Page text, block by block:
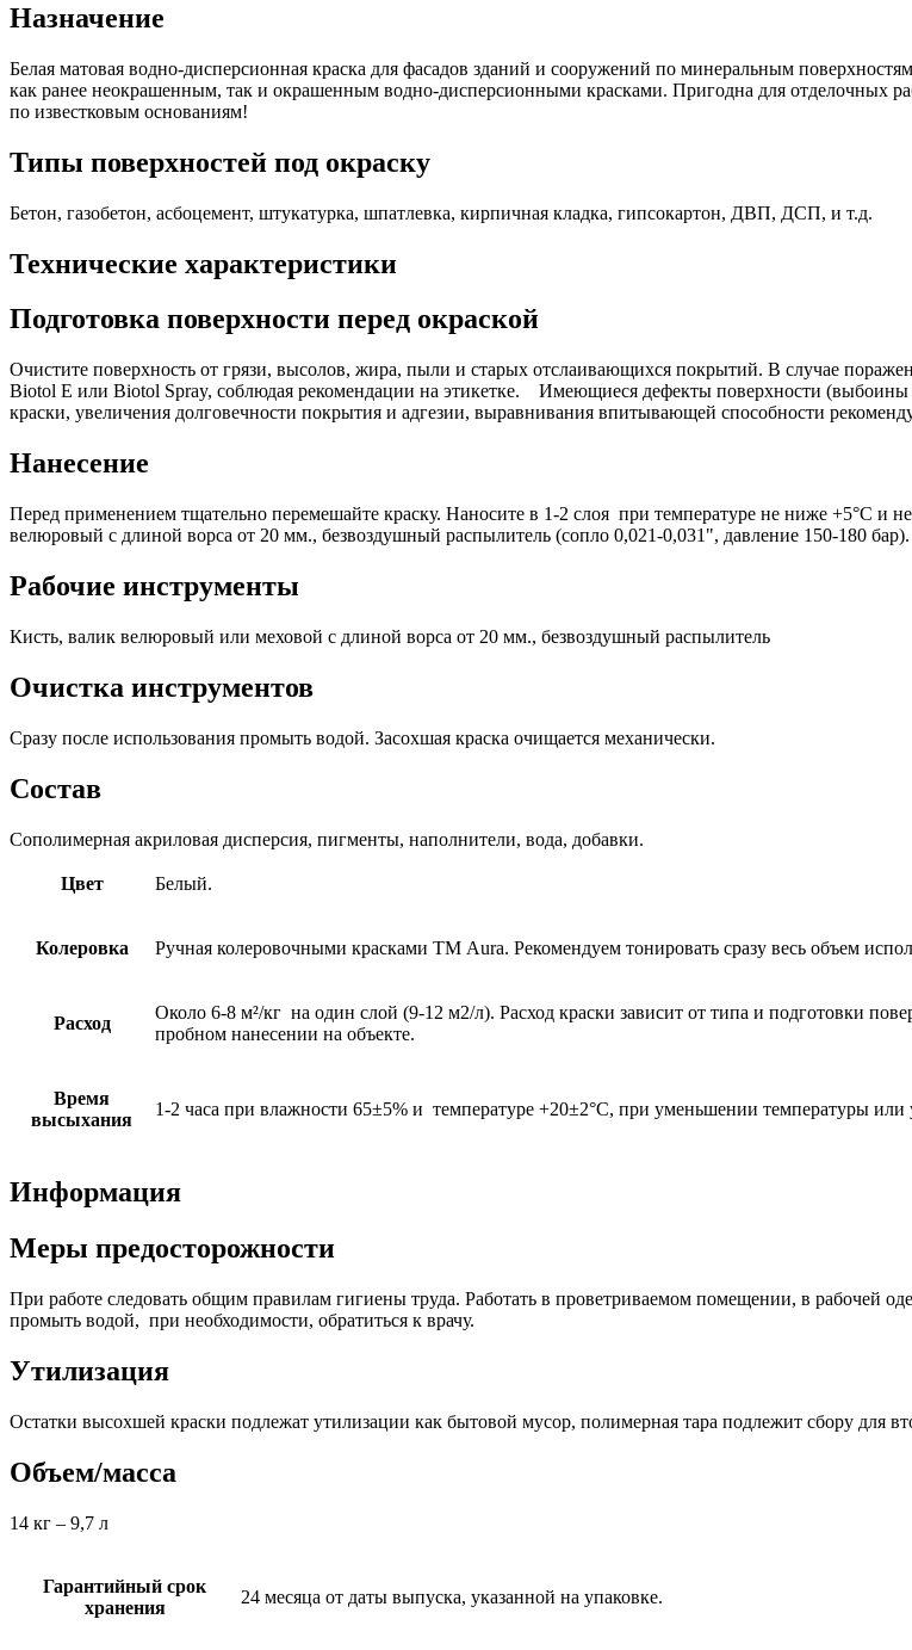
Назначение
Белая матовая водно-дисперсионная краска для фасадов зданий и сооружений по минеральным
как ранее неокрашенным, так и окрашенным водно-дисперсионными красками. Пригодна для отделочных
по известковым основаниям!
Типы поверхностей под окраску
Бетон, газобетон, асбоцемент, штукатурка, шпатлевка, кирпичная кладка, гипсокартон, ДВП, ДСП, и т.д.
Технические характеристики
Подготовка поверхности перед окраской
Очистите поверхность от грязи, высолов, жира, пыли и старых отслаивающихся покрытий. В случае
Biotol E или Biotol Spray, соблюдая рекомендации на этикетке. Имеющиеся дефекты поверхности
краски, увеличения долговечности покрытия и адгезии, выравнивания впитывающей способности
Нанесение
Перед применением тщательно перемешайте краску. Наносите в 1-2 слоя при температуре не ниже +5°С и
велюровый с длиной ворса от 20 мм., безвоздушный распылитель (сопло 0,021-0,031", давление 150-180 бар).
Рабочие инструменты
Кисть, валик велюровый или меховой с длиной ворса от 20 мм., безвоздушный распылитель
Очистка инструментов
Сразу после использования промыть водой. Засохшая краска очищается механически.
Состав
Сополимерная акриловая дисперсия, пигменты, наполнители, вода, добавки.
Цвет Белый.
Колеровка Ручная колеровочными красками ТМ Aura. Рекомендуем тонировать сразу весь объем
Расход
Около 6-8 м²/кг на один слой (9-12 м2/л). Расход краски зависит от типа и подготовки
пробном нанесении на объекте.
Время
высыхания
1-2 часа при влажности 65±5% и температуре +20±2°С, при уменьшении температуры
Информация
Меры предосторожности
При работе следовать общим правилам гигиены труда. Работать в проветриваемом помещении, в рабочей
промыть водой, при необходимости, обратиться к врачу.
Утилизация
Остатки высохшей краски подлежат утилизации как бытовой мусор, полимерная тара подлежит сбору для
Объем/масса
14 кг – 9,7 л
Гарантийный срок
хранения
24 месяца от даты выпуска, указанной на упаковке.